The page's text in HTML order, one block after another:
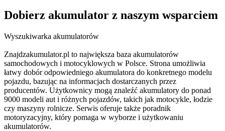
Dobierz akumulator z naszym wsparciem
Wyszukiwarka akumulatorów
Znajdzakumulator.pl to największa baza akumulatorów
samochodowych i motocyklowych w Polsce. Strona umożliwia
łatwy dobór odpowiedniego akumulatora do konkretnego modelu
pojazdu, bazując na informacjach dostarczanych przez
producentów. Użytkownicy mogą znaleźć akumulatory do ponad
9000 modeli aut i różnych pojazdów, takich jak motocykle, łodzie
czy maszyny rolnicze. Serwis oferuje także poradnik
motoryzacyjny, który pomaga w wyborze i użytkowaniu
akumulatorów.